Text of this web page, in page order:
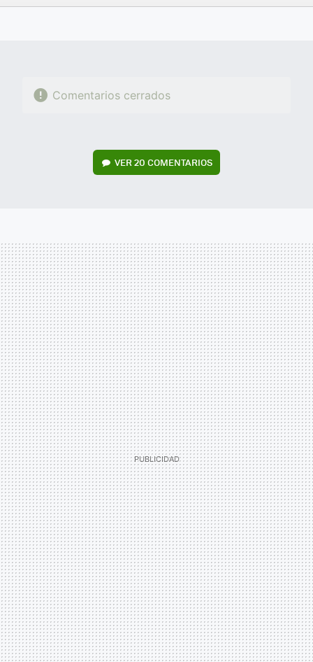
FACEBOOK
TWITTERFLIPBOARD
E-
WHATSAPP
Comentarios cerrados
VER20 COMENTARIOS